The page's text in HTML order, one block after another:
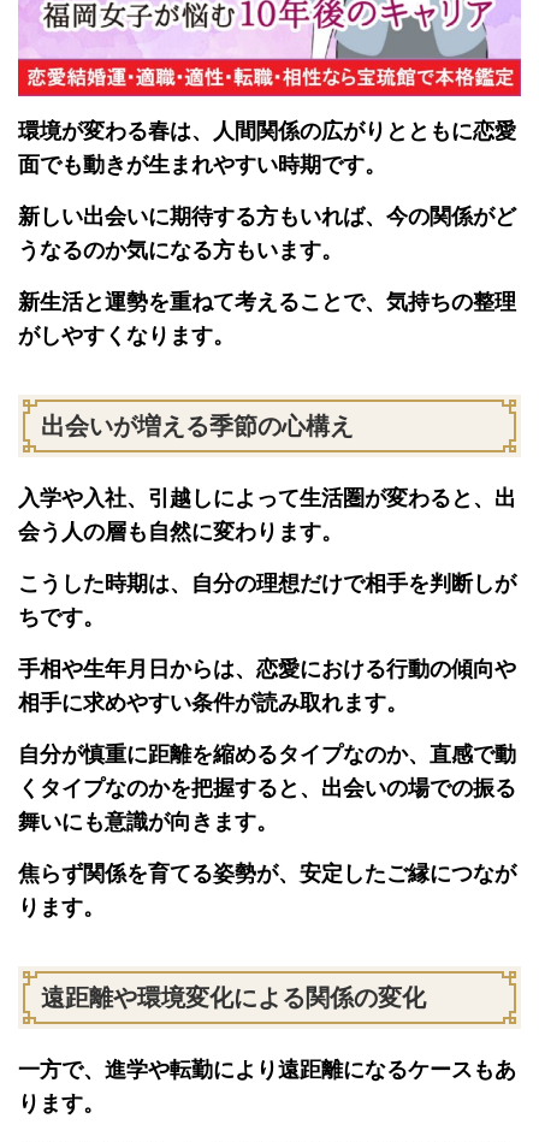
環境が変わる春は、人間関係の広がりとともに恋愛
面でも動きが生まれやすい時期です。
新しい出会いに期待する方もいれば、今の関係がど
うなるのか気になる方もいます。
新生活と運勢を重ねて考えることで、気持ちの整理
がしやすくなります。
出会いが増える季節の心構え
入学や入社、引越しによって生活圏が変わると、出
会う人の層も自然に変わります。
こうした時期は、自分の理想だけで相手を判断しが
ちです。
手相や生年月日からは、恋愛における行動の傾向や
相手に求めやすい条件が読み取れます。
自分が慎重に距離を縮めるタイプなのか、直感で動
くタイプなのかを把握すると、出会いの場での振る
舞いにも意識が向きます。
焦らず関係を育てる姿勢が、安定したご縁につなが
ります。
遠距離や環境変化による関係の変化
一方で、進学や転勤により遠距離になるケースもあ
ります。